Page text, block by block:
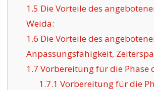
1.5 Die Vorteile des
Weida:
1.6 Die Vorteile des
Anpassungsfähigkeit,
1.7 Vorbereitung für die Phase
1.7.1 Vorbereitung für die